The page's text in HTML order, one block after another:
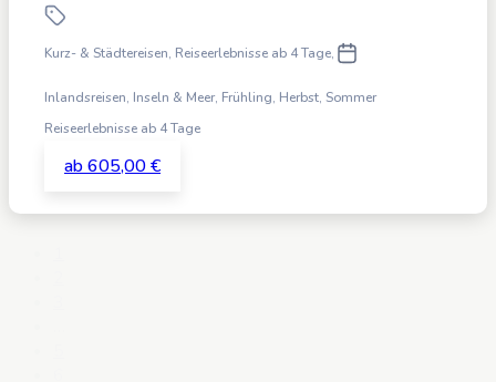
Kurz- & Städtereisen, Reiseerlebnisse ab 4 Tage,
Inlandsreisen, Inseln & Meer, Frühling, Herbst, Sommer
Reiseerlebnisse ab 4 Tage
ab 605,00 €